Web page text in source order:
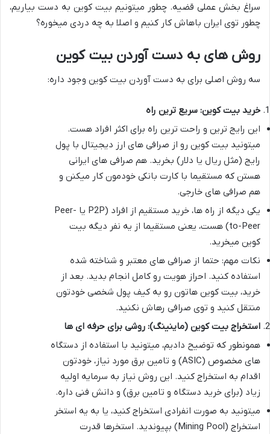
سراغ بخش عملی قضیه. چطور میتونیم بیت کوین به دست بیاریم،
چطور توی ایران باهاش کار کنیم و اصلا به چه دردی میخوره؟
روش های به دست آوردن بیت کوین
سه روش اصلی برای به دست آوردن بیت کوین وجود داره:
خرید بیت کوین: سریع ترین راه
این رایج ترین و راحت ترین راه برای اکثر افراد هست.
میتونید بیت کوین رو از صرافی های ارز دیجیتال با پول
رایج (مثل ریال یا دلار) بخرید. هم صرافی های ایرانی
هستن که مستقیما با کارت بانکی خودمون کار میکنن و
هم صرافی های خارجی.
یکی دیگه از راه ها، خرید مستقیم از افراد (P2P یا Peer-
to-Peer) هست، یعنی مستقیما از یه نفر دیگه بیت
کوین میخرید.
نکات مهم: حتما از صرافی های معتبر و شناخته شده
استفاده کنید. احراز هویت رو کامل انجام بدید. بعد از
خرید، بیت کوین هاتون رو به کیف پول شخصی خودتون
منتقل کنید و توی صرافی رهاش نکنید.
استخراج بیت کوین (ماینینگ): روشی برای حرفه ای ها
همونطور که توضیح دادیم، میتونید با استفاده از دستگاه
های مخصوص (ASIC) و تامین برق مورد نیاز، خودتون
اقدام به استخراج کنید. این روش نیاز به سرمایه اولیه
زیاد (برای خرید دستگاه و تامین برق) و دانش فنی داره.
میتونید به صورت انفرادی استخراج کنید، یا به یه استخر
استخراج (Mining Pool) بپیوندید. استخرها قدرت